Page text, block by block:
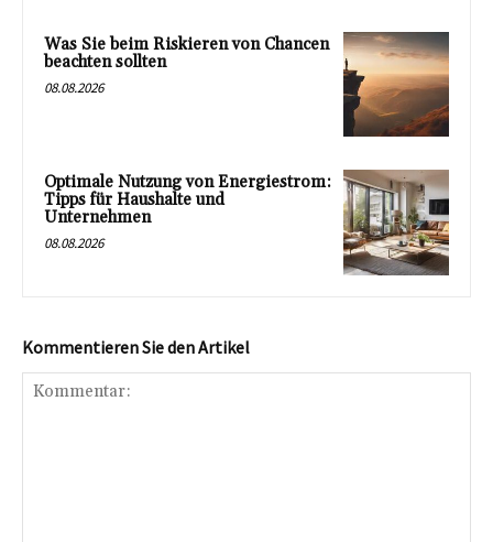
Was Sie beim Riskieren von Chancen
beachten sollten
08.08.2026
Optimale Nutzung von Energiestrom:
Tipps für Haushalte und
Unternehmen
08.08.2026
Kommentieren Sie den Artikel